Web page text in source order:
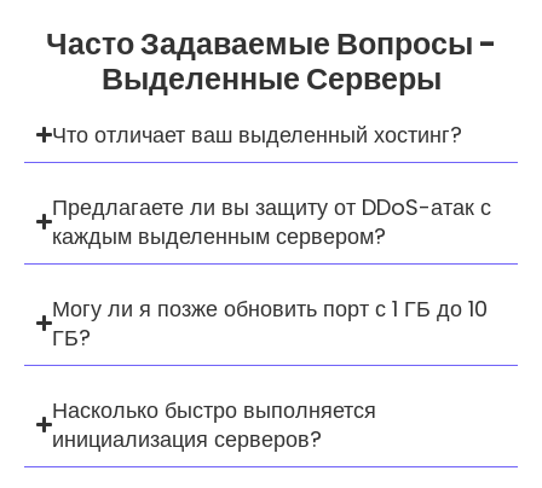
Часто Задаваемые Вопросы -
Выделенные Серверы
Что отличает ваш выделенный хостинг?
Предлагаете ли вы защиту от DDoS-атак с
каждым выделенным сервером?
Могу ли я позже обновить порт с 1 ГБ до 10
ГБ?
Насколько быстро выполняется
инициализация серверов?